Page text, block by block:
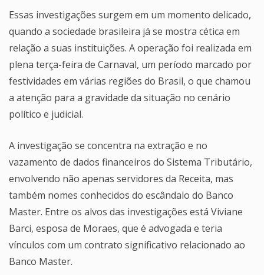
Essas investigações surgem em um momento delicado,
quando a sociedade brasileira já se mostra cética em
relação a suas instituições. A operação foi realizada em
plena terça-feira de Carnaval, um período marcado por
festividades em várias regiões do Brasil, o que chamou
a atenção para a gravidade da situação no cenário
político e judicial.
A investigação se concentra na extração e no
vazamento de dados financeiros do Sistema Tributário,
envolvendo não apenas servidores da Receita, mas
também nomes conhecidos do escândalo do Banco
Master. Entre os alvos das investigações está Viviane
Barci, esposa de Moraes, que é advogada e teria
vínculos com um contrato significativo relacionado ao
Banco Master.